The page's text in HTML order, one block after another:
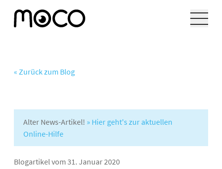
« Zurück zum Blog
Alter News-Artikel! » Hier geht's zur aktuellen
Online-Hilfe
Blogartikel vom 31. Januar 2020